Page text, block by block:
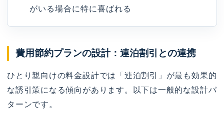
がいる場合に特に喜ばれる
費用節約プランの設計：連泊割引との連携
ひとり親向けの料金設計では「連泊割引」が最も効果的
な誘引策になる傾向があります。以下は一般的な設計パ
ターンです。